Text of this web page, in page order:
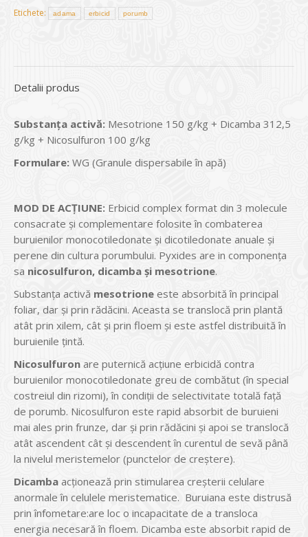
Etichete:
adama erbicid porumb
Detalii produs
Substanța activă: Mesotrione 150 g/kg + Dicamba 312,5
g/kg + Nicosulfuron 100 g/kg
Formulare: WG (Granule dispersabile în apă)
MOD DE ACȚIUNE: Erbicid complex format din 3 molecule
consacrate și complementare folosite în combaterea
buruienilor monocotiledonate și dicotiledonate anuale și
perene din cultura porumbului. Pyxides are in componența
sa nicosulfuron, dicamba și mesotrione.
Substanța activă mesotrione este absorbită în principal
foliar, dar și prin rădăcini. Aceasta se translocă prin plantă
atât prin xilem, cât și prin floem și este astfel distribuită în
buruienile țintă.
Nicosulfuron are puternică acţiune erbicidă contra
buruienilor monocotiledonate greu de combătut (în special
costreiul din rizomi), în condiţii de selectivitate totală faţă
de porumb. Nicosulfuron este rapid absorbit de buruieni
mai ales prin frunze, dar şi prin rădăcini şi apoi se translocă
atât ascendent cât şi descendent în curentul de sevă până
la nivelul meristemelor (punctelor de creştere).
Dicamba acționează prin stimularea creșterii celulare
anormale în celulele meristematice. Buruiana este distrusă
prin înfometare:are loc o incapacitate de a transloca
energia necesară în floem. Dicamba este absorbit rapid de